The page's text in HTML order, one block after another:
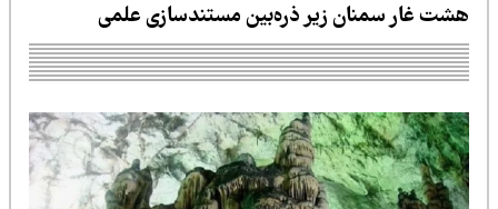
غار سمنان زیر ذره‌بین مستندسازی علمی